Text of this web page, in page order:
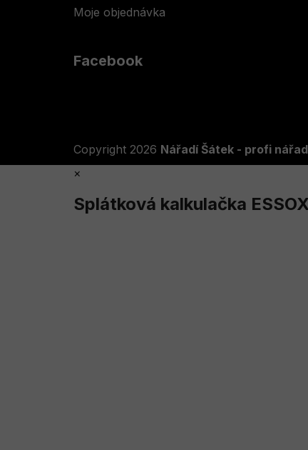
Moje objednávka
Facebook
Copyright 2026 Nářadí Šátek - profi
×
Splátková kalkulačka ESSOX